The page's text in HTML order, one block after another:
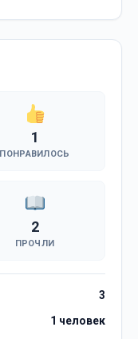
1
ПОНРАВИЛОСЬ
2
ПРОЧЛИ
3
1 человек